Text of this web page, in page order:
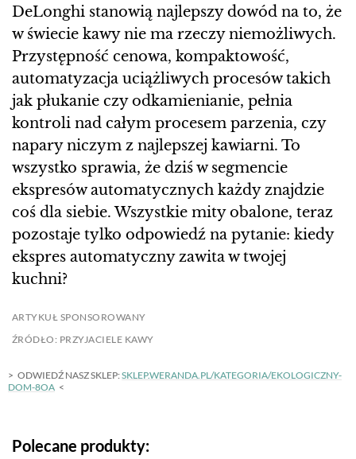
DeLonghi stanowią najlepszy dowód na to, że
w świecie kawy nie ma rzeczy niemożliwych.
Przystępność cenowa, kompaktowość,
automatyzacja uciążliwych procesów takich
jak płukanie czy odkamienianie, pełnia
kontroli nad całym procesem parzenia, czy
napary niczym z najlepszej kawiarni. To
wszystko sprawia, że dziś w segmencie
ekspresów automatycznych każdy znajdzie
coś dla siebie. Wszystkie mity obalone, teraz
pozostaje tylko odpowiedź na pytanie: kiedy
ekspres automatyczny zawita w twojej
kuchni?
ARTYKUŁ SPONSOROWANY
ŹRÓDŁO: PRZYJACIELE KAWY
ODWIEDŹ NASZ SKLEP:SKLEP.WERANDA.PL/KATEGORIA/EKOLOGICZNY-
DOM-8OA
Polecane produkty: